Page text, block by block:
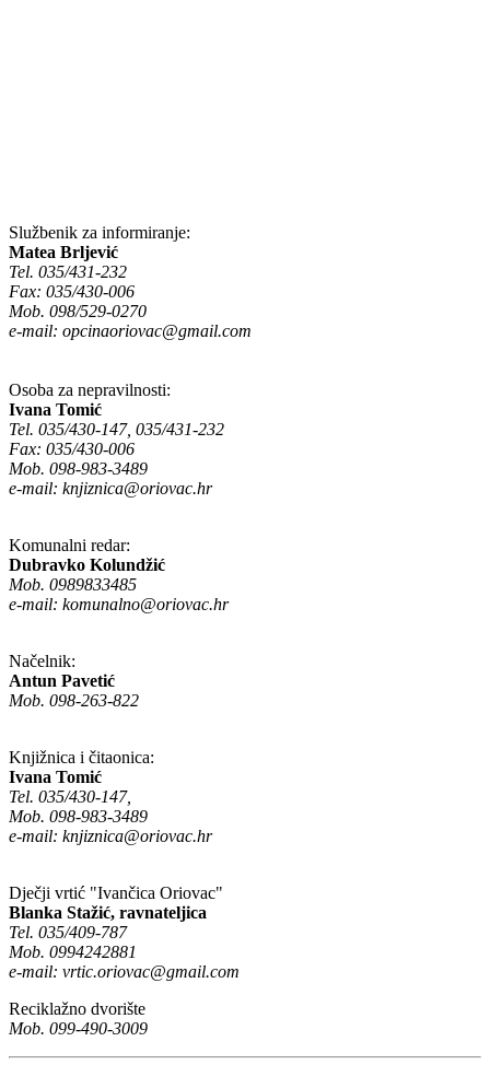
Službenik za informiranje:
Matea Brljević
Tel. 035/431-232
Fax: 035/430-006
Mob. 098/529-0270
e-mail: opcinaoriovac@gmail.com
Osoba za nepravilnosti:
Ivana Tomić
Tel. 035/430-147, 035/431-232
Fax: 035/430-006
Mob. 098-983-3489
e-mail: knjiznica@oriovac.hr
Komunalni redar:
Dubravko Kolundžić
Mob. 0989833485
e-mail: komunalno@oriovac.hr
Načelnik:
Antun Pavetić
Mob. 098-263-822
Knjižnica i čitaonica:
Ivana Tomić
Tel. 035/430-147,
Mob. 098-983-3489
e-mail: knjiznica@oriovac.hr
Dječji vrtić "Ivančica Oriovac"
Blanka Stažić, ravnateljica
Tel. 035/409-787
Mob. 0994242881
e-mail: vrtic.oriovac@gmail.com
Reciklažno dvorište
Mob. 099-490-3009